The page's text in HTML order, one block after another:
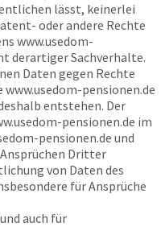
lässt, keinerlei
oder andere Rechte
www.usedom-
derartiger Sachverhalte.
Daten gegen Rechte
www.usedom-pensionen.de
entstehen. Der
pensionen.de im
pensionen.de und
Dritter
von Daten des
für Ansprüche
auch für